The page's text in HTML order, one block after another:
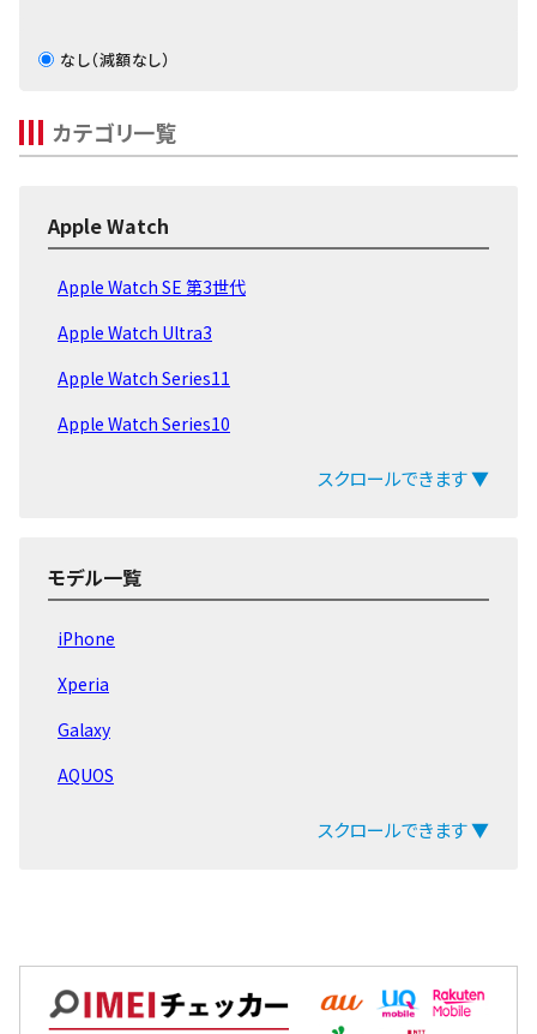
なし（減額なし）
カテゴリ一覧
Apple Watch
Apple Watch SE 第3世代
Apple Watch Ultra3
Apple Watch Series11
Apple Watch Series10
Apple Watch SE 第2世代
Apple Watch Series8
Apple Watch Series7
Apple Watch Series6
Apple Watch SeriesSE
スクロールできます ▼
モデル一覧
iPhone
Xperia
Galaxy
AQUOS
Xiaomi
スクロールできます ▼